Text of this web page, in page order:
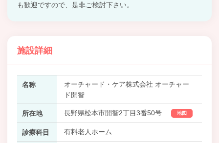
も歓迎ですので、是非ご検討下さい。
施設詳細
名称
オーチャード・ケア株式会社 オーチャー
ド開智
所在地 長野県松本市開智2丁目3番50号 地図
診療科目 有料老人ホーム